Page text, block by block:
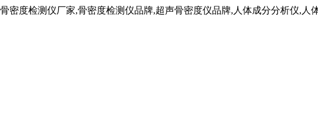
密度检测仪厂家,骨密度检测仪品牌,超声骨密度仪品牌,人体成分分析仪,人